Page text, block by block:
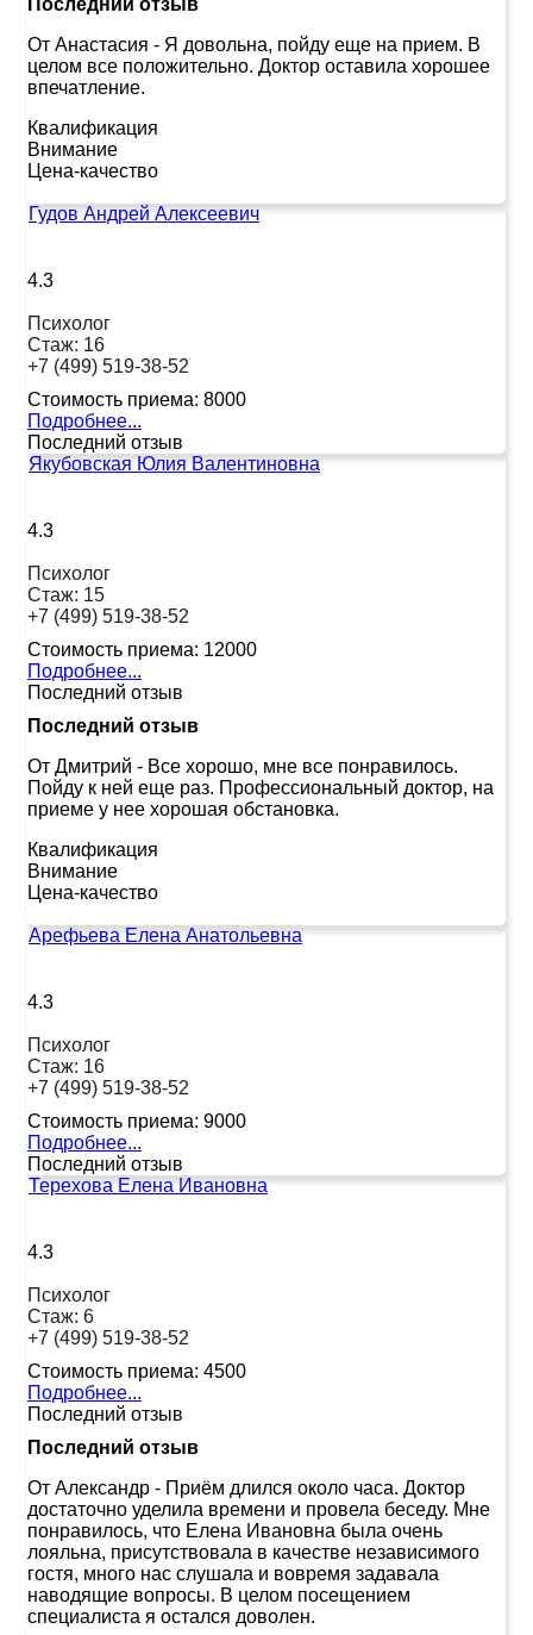
От Анастасия - Я довольна, пойду еще на прием. В
целом все положительно. Доктор оставила хорошее
впечатление.
Квалификация
Внимание
Цена-качество
Гудов Андрей Алексеевич
4.3
Психолог
Стаж: 16
+7 (499) 519-38-52
Стоимость приема: 8000
Подробнее...
Последний отзыв
Якубовская Юлия Валентиновна
4.3
Психолог
Стаж: 15
+7 (499) 519-38-52
Стоимость приема: 12000
Подробнее...
Последний отзыв
Последний отзыв
От Дмитрий - Все хорошо, мне все понравилось.
Пойду к ней еще раз. Профессиональный доктор, на
приеме у нее хорошая обстановка.
Квалификация
Внимание
Цена-качество
Арефьева Елена Анатольевна
4.3
Психолог
Стаж: 16
+7 (499) 519-38-52
Стоимость приема: 9000
Подробнее...
Последний отзыв
Терехова Елена Ивановна
4.3
Психолог
Стаж: 6
+7 (499) 519-38-52
Стоимость приема: 4500
Подробнее...
Последний отзыв
Последний отзыв
От Александр - Приём длился около часа. Доктор
достаточно уделила времени и провела беседу. Мне
понравилось, что Елена Ивановна была очень
лояльна, присутствовала в качестве независимого
гостя, много нас слушала и вовремя задавала
наводящие вопросы. В целом посещением
специалиста я остался доволен.